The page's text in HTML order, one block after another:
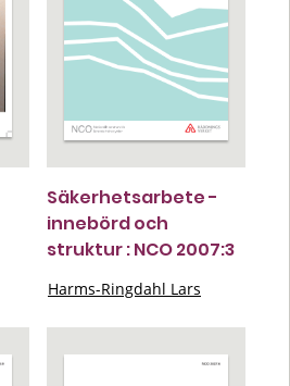
Säkerhetsarbete -
innebörd och
struktur : NCO 2007:3
Harms-Ringdahl Lars